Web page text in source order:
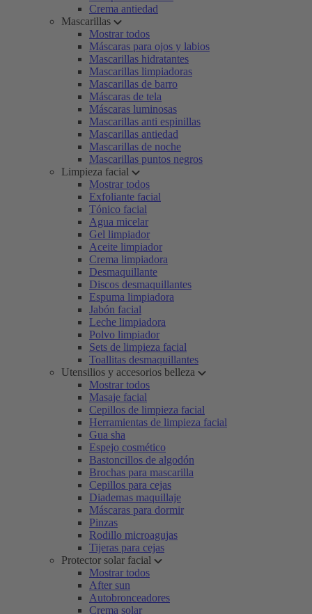
Crema antiedad
Mascarillas
Mostrar todos
Máscaras para ojos y labios
Mascarillas hidratantes
Mascarillas limpiadoras
Mascarillas de barro
Máscaras de tela
Máscaras luminosas
Mascarillas anti espinillas
Mascarillas antiedad
Mascarillas de noche
Mascarillas puntos negros
Limpieza facial
Mostrar todos
Exfoliante facial
Tónico facial
Agua micelar
Gel limpiador
Aceite limpiador
Crema limpiadora
Desmaquillante
Discos desmaquillantes
Espuma limpiadora
Jabón facial
Leche limpiadora
Polvo limpiador
Sets de limpieza facial
Toallitas desmaquillantes
Utensilios y accesorios belleza
Mostrar todos
Masaje facial
Cepillos de limpieza facial
Herramientas de limpieza facial
Gua sha
Espejo cosmético
Bastoncillos de algodón
Brochas para mascarilla
Cepillos para cejas
Diademas maquillaje
Máscaras para dormir
Pinzas
Rodillo microagujas
Tijeras para cejas
Protector solar facial
Mostrar todos
After sun
Autobronceadores
Crema solar